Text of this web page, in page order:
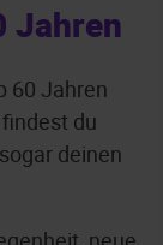
Jahren
60 Jahren
du
deinen